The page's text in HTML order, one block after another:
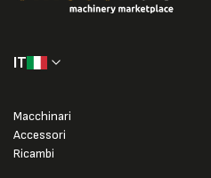
IT
Macchinari
Accessori
Ricambi